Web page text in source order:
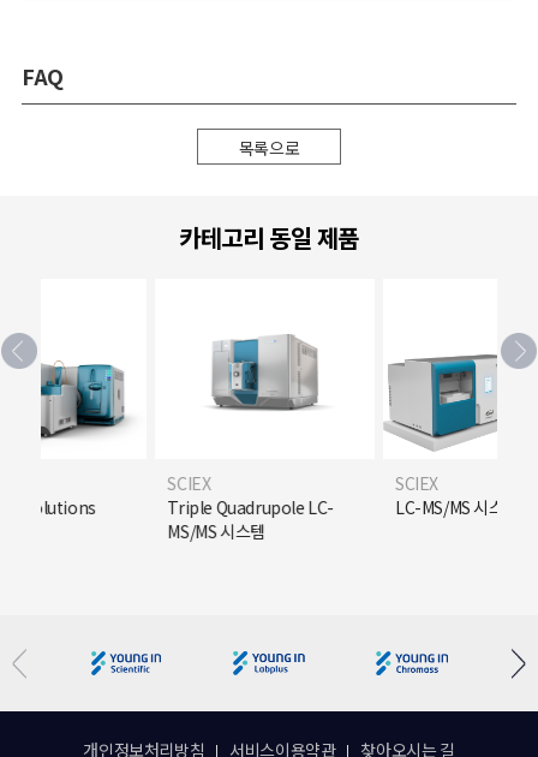
FAQ
목록으로
카테고리 동일 제품
Quadrupole LC-
SCIEX
LC-MS/MS 시스템
SCIEX
LC-MS/MS 시
개인정보처리방침 서비스이용약관 찾아오시는 길